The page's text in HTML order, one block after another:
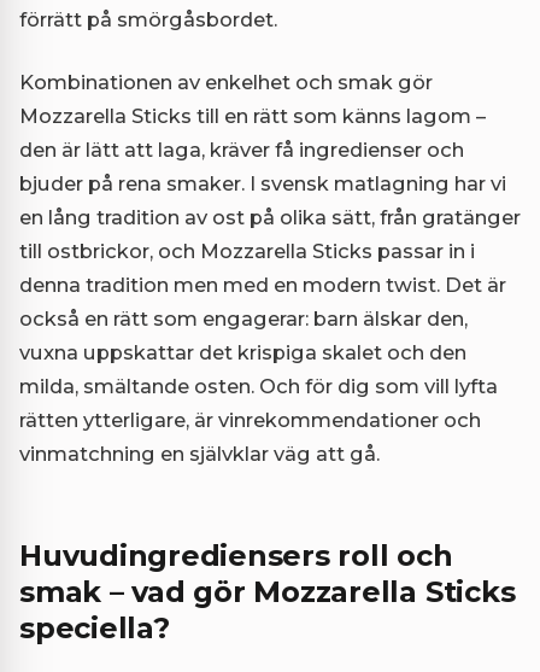
förrätt på smörgåsbordet.
Kombinationen av enkelhet och smak gör
Mozzarella Sticks till en rätt som känns lagom –
den är lätt att laga, kräver få ingredienser och
bjuder på rena smaker. I svensk matlagning har vi
en lång tradition av ost på olika sätt, från gratänger
till ostbrickor, och Mozzarella Sticks passar in i
denna tradition men med en modern twist. Det är
också en rätt som engagerar: barn älskar den,
vuxna uppskattar det krispiga skalet och den
milda, smältande osten. Och för dig som vill lyfta
rätten ytterligare, är vinrekommendationer och
vinmatchning en självklar väg att gå.
Huvudingrediensers roll och
smak – vad gör Mozzarella Sticks
speciella?